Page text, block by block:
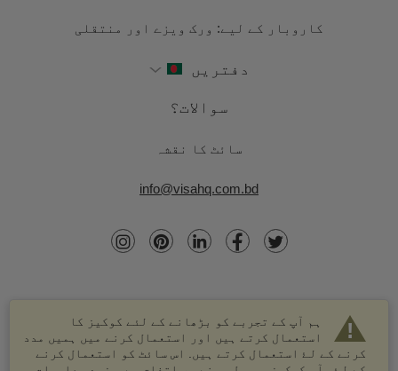
ہم آپ کے تجربے کو بڑھانے کے لئے کوکیز کا
استعمال کرتے ہیں اور استعمال کرنے میں ہمیں مدد
کرنے کے لۓ استعمال کرتے ہیں. اس سائٹ کو استعمال کرنے
کاروبار کے لیے: ورک ویزے اور منتقلی
دفتریں
سوالات؟
سائٹ کا نقشہ
info@visahq.com.bd